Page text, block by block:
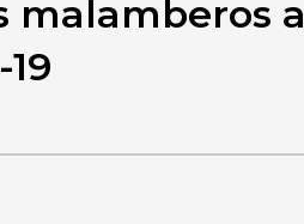
malamberos a